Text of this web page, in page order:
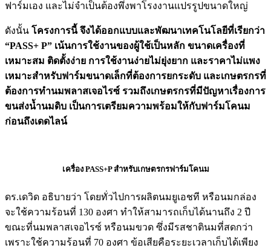
ฟาร์มเอง และไม่จำเป็นต้องพึ่งพาโรงงานแปรรูปขนาดใหญ่
ดังนั้น โครงการนี้ จึงได้ออกแบบและพัฒนาเทคโนโลยีที่เรียกว่า
“PASS+ P” เน้นการใช้งานของผู้ใช้เป็นหลัก ขนาดเครื่องที่
เหมาะสม ติดตั้งง่าย การใช้งานง่ายไม่ยุ่งยาก และราคาไม่แพง
เหมาะสำหรับฟาร์มขนาดเล็กที่ต้องการยกระดับ และเกษตรกรที่
ต้องการทำนมพลาสเจอไรซ์ รวมถึงเกษตรกรที่มีปัญหาเรื่องการ
ขนส่งน้ำนมดิบ เป็นการเตรียมความพร้อมให้กับฟาร์มโคนม
ก่อนถึงเดดไลน์
เครื่อง PASS+P สำหรับเกษตรกรฟาร์มโคนม
ดร.เดวิด อธิบายว่า โดยทั่วไปการผลิตนมยูเอชที หรือนมกล่อง
จะใช้ความร้อนที่ 130 องศา ทำให้สามารถเก็บได้นานถึง 2 ปี
ขณะที่นมพลาสเจอไรซ์ หรือนมขวด ซึ่งมีรสชาตินมที่สดกว่า
เพราะใช้ความร้อนที่ 70 องศา ข้อเสียคือระยะเวลาเก็บได้เพียง